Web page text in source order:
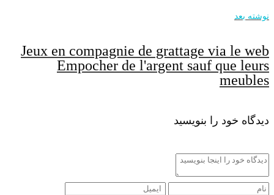
نوشته بعد
Jeux en compagnie de grattage via le web
Empocher de l'argent sauf que leurs
meubles
دیدگاه خود را بنویسید